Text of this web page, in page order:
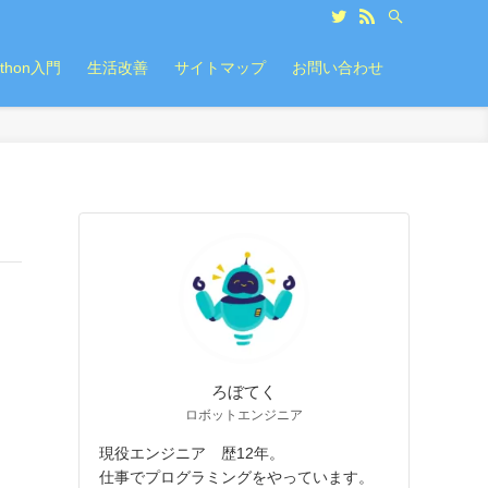
入門 生活改善 サイトマップ お問い合わせ
ろぼてく
ロボットエンジニア
現役エンジニア 歴12年。
仕事でプログラミングをやっています。